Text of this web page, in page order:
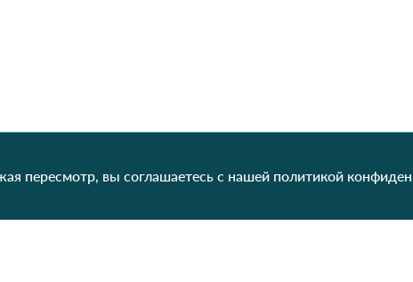
пересмотр, вы соглашаетесь с нашей политикой